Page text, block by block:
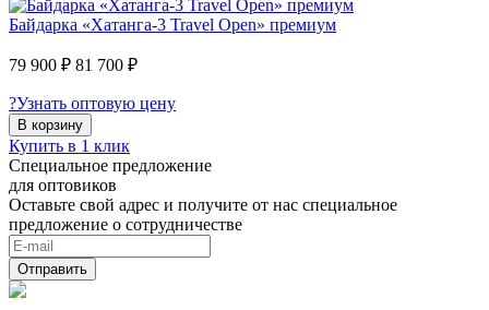
Байдарка «Хатанга-3 Travel Open» премиум
79 900 ₽ 81 700 ₽
?Узнать оптовую цену
В корзину
Купить в 1 клик
Специальное предложение
для оптовиков
Оставьте свой адрес и получите от нас специальное
предложение о сотрудничестве